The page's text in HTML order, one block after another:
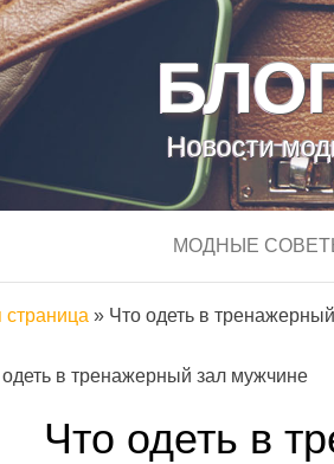
Новости
МОДНЫЕ
страница » Что одеть в
Что одеть в